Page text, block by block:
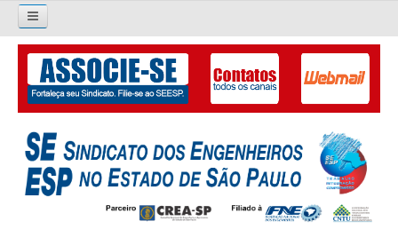
Pesquisar...
O SINDICATO
APRESENTAÇÃO
PALAVRA DO PRESIDENTE